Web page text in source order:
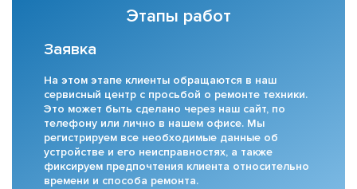
Этапы работ
Заявка
На этом этапе клиенты обращаются в наш
сервисный центр с просьбой о ремонте техники.
Это может быть сделано через наш сайт, по
телефону или лично в нашем офисе. Мы
регистрируем все необходимые данные об
устройстве и его неисправностях, а также
фиксируем предпочтения клиента относительно
времени и способа ремонта.